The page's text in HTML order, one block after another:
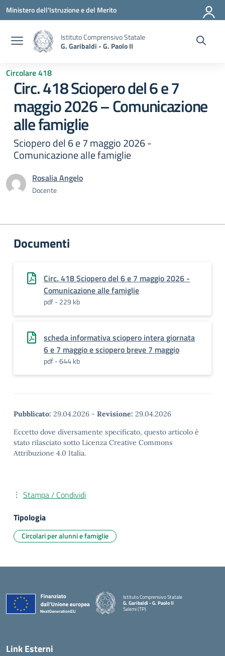
Vai ai contenuti
Vai al menu di navigazione
Vai al footer
Ministero dell'Istruzione e del Merito
Istituto Comprensivo Statale
G. Garibaldi - G. Paolo II
Circolare 418
Circ. 418 Sciopero del 6 e 7
maggio 2026 – Comunicazione
alle famiglie
Sciopero del 6 e 7 maggio 2026 -
Comunicazione alle famiglie
Rosalia Angelo
Docente
Documenti
Circ. 418 Sciopero del 6 e 7 maggio 2026 -
Comunicazione alle famiglie
pdf - 229 kb
scheda informativa sciopero intera giornata
6 e 7 maggio e sciopero breve 7 maggio
pdf - 644 kb
Pubblicato: 29.04.2026 - Revisione: 29.04.2026
Eccetto dove diversamente specificato, questo articolo è
stato rilasciato sotto Licenza Creative Commons
Attribuzione 4.0 Italia.
Stampa / Condividi
Tipologia
Circolari per alunni e famiglie
Istituto Comprensivo Statale
G. Garibaldi - G. Paolo II
Salemi (TP)
Link Esterni